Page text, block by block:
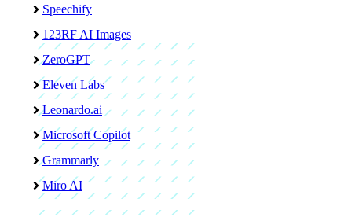
Speechify
123RF AI Images
ZeroGPT
Eleven Labs
Leonardo.ai
Microsoft Copilot
Grammarly
Miro AI